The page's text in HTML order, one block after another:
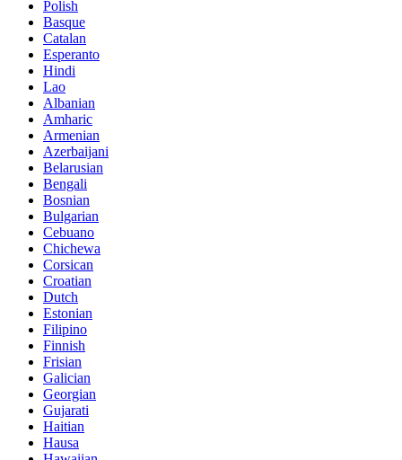
Polish
Basque
Catalan
Esperanto
Hindi
Lao
Albanian
Amharic
Armenian
Azerbaijani
Belarusian
Bengali
Bosnian
Bulgarian
Cebuano
Chichewa
Corsican
Croatian
Dutch
Estonian
Filipino
Finnish
Frisian
Galician
Georgian
Gujarati
Haitian
Hausa